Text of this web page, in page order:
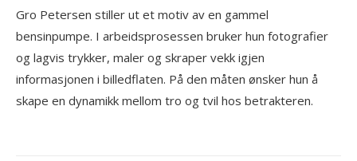
Gro Petersen stiller ut et motiv av en gammel
bensinpumpe. I arbeidsprosessen bruker hun fotografier
og lagvis trykker, maler og skraper vekk igjen
informasjonen i billedflaten. På den måten ønsker hun å
skape en dynamikk mellom tro og tvil hos betrakteren.